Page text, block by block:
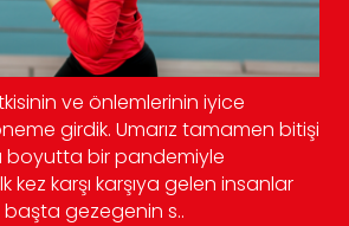
ve önlemlerinin iyice
girdik. Umarız tamamen bitişi
boyutta bir pandemiyle
kez karşı karşıya gelen insanlar
gezegenin s..